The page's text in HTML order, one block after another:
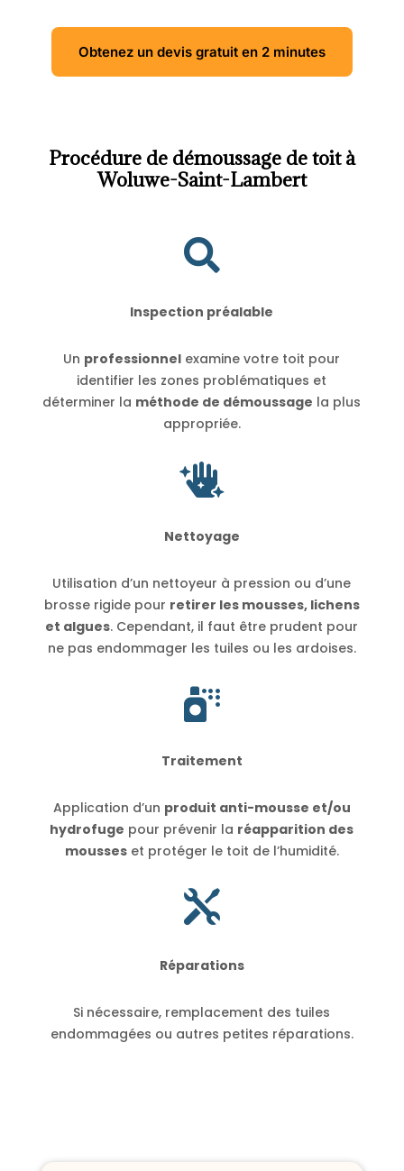
Obtenez un devis gratuit en 2 minutes
Procédure de démoussage de toit à
Woluwe-Saint-Lambert

Inspection préalable
Un professionnel examine votre toit pour
identifier les zones problématiques et
déterminer la méthode de démoussage la plus
appropriée.

Nettoyage
Utilisation d’un nettoyeur à pression ou d’une
brosse rigide pour retirer les mousses, lichens
et algues. Cependant, il faut être prudent pour
ne pas endommager les tuiles ou les ardoises.

Traitement
Application d’un produit anti-mousse et/ou
hydrofuge pour prévenir la réapparition des
mousseset protéger le toit de l’humidité.

Réparations
Si nécessaire, remplacement des tuiles
endommagées ou autres petites réparations.